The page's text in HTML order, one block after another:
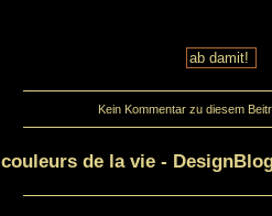
Kein Kommentar zu diesem
couleurs de la vie -